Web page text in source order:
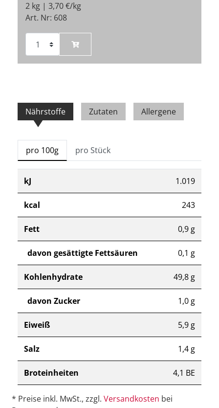
2 kg | 3,70 €/kg
Art. Nr: 608
Nährstoffe Zutaten Allergene
pro 100g pro Stück
kJ 1.019
kcal 243
Fett 0,9 g
davon gesättigte Fettsäuren 0,1 g
Kohlenhydrate 49,8 g
davon Zucker 1,0 g
Eiweiß 5,9 g
Salz 1,4 g
Broteinheiten 4,1 BE
* Preise inkl. MwSt., zzgl. Versandkosten bei